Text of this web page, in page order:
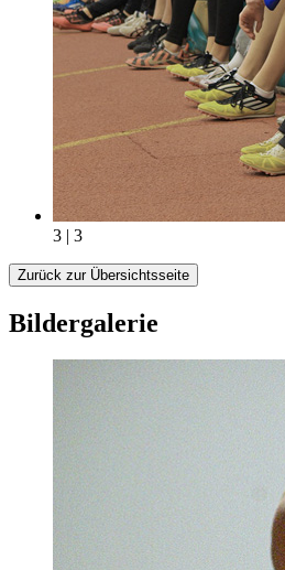
3 | 3
Zurück zur Übersichtsseite
Bildergalerie